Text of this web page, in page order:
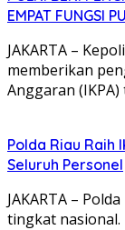
EMPAT FUNGSI
JAKARTA –
memberikan
Anggaran
Polda Riau Raih
Seluruh Personel
JAKARTA –
tingkat